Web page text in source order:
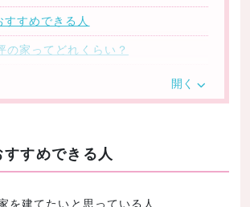
すめできる人
の家ってどれくらい？
リットとデメリットをおさらい
開く
すめできる人
を建てたいと思っている人